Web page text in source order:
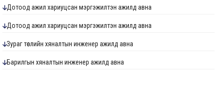
Дотоод ажил хариуцсан мэргэжилтэн ажилд авна
Дотоод ажил хариуцсан мэргэжилтэн ажилд авна
Зураг төслийн хяналтын инженер ажилд авна
Барилгын хяналтын инженер ажилд авна